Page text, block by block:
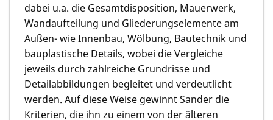
dabei u.a. die Gesamtdisposition, Mauerwerk,
Wandaufteilung und Gliederungselemente am
Außen- wie Innenbau, Wölbung, Bautechnik und
bauplastische Details, wobei die Vergleiche
jeweils durch zahlreiche Grundrisse und
Detailabbildungen begleitet und verdeutlicht
werden. Auf diese Weise gewinnt Sander die
Kriterien, die ihn zu einem von der älteren